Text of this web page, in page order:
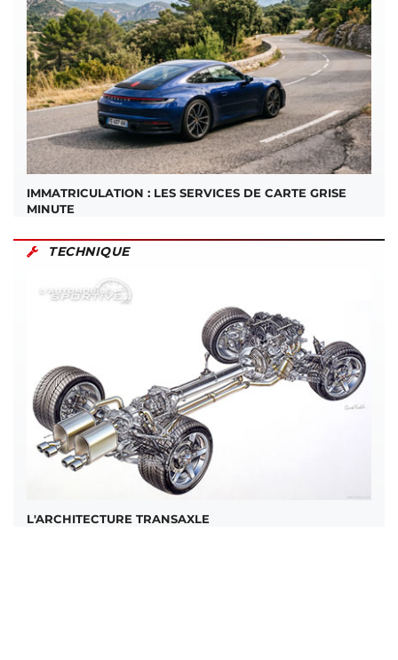
IMMATRICULATION : LES SERVICES DE CARTE GRISE
MINUTE
TECHNIQUE
L'ARCHITECTURE TRANSAXLE